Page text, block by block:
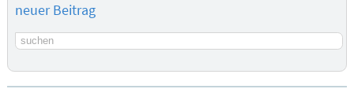
neuer Beitrag
Suchbegriff